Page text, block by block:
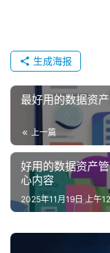
生成海报
最好用的数据资
上一篇
好用的数据资产
心内容
2025年11月19日 上午